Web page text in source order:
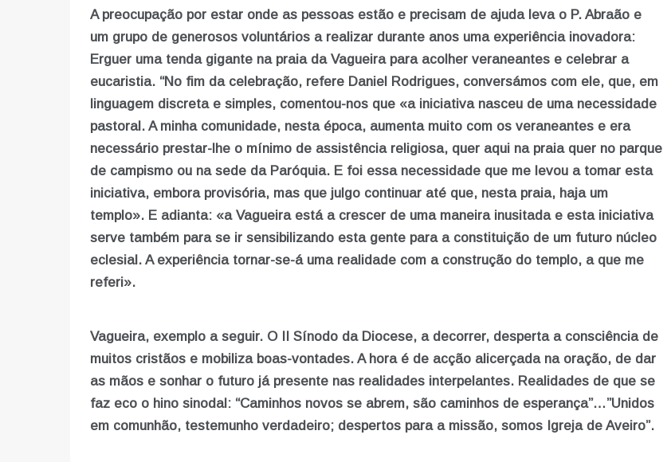
A preocupação por estar onde as pessoas estão e precisam de ajuda leva o P. Abraão e
um grupo de generosos voluntários a realizar durante anos uma experiência inovadora:
Erguer uma tenda gigante na praia da Vagueira para acolher veraneantes e celebrar a
eucaristia. “No fim da celebração, refere Daniel Rodrigues, conversámos com ele, que, em
linguagem discreta e simples, comentou-nos que «a iniciativa nasceu de uma necessidade
pastoral. A minha comunidade, nesta época, aumenta muito com os veraneantes e era
necessário prestar-lhe o mínimo de assistência religiosa, quer aqui na praia quer no parque
de campismo ou na sede da Paróquia. E foi essa necessidade que me levou a tomar esta
iniciativa, embora provisória, mas que julgo continuar até que, nesta praia, haja um
templo». E adianta: «a Vagueira está a crescer de uma maneira inusitada e esta iniciativa
serve também para se ir sensibilizando esta gente para a constituição de um futuro núcleo
eclesial. A experiência tornar-se-á uma realidade com a construção do templo, a que me
referi».
Vagueira, exemplo a seguir. O II Sínodo da Diocese, a decorrer, desperta a consciência de
muitos cristãos e mobiliza boas-vontades. A hora é de acção alicerçada na oração, de dar
as mãos e sonhar o futuro já presente nas realidades interpelantes. Realidades de que se
faz eco o hino sinodal: “Caminhos novos se abrem, são caminhos de esperança”…”Unidos
em comunhão, testemunho verdadeiro; despertos para a missão, somos Igreja de Aveiro”.